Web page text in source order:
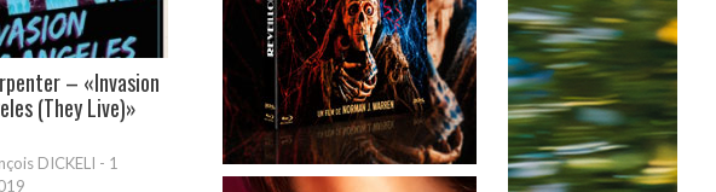
– «Invasion
(They Live)»
DICKELI - 1